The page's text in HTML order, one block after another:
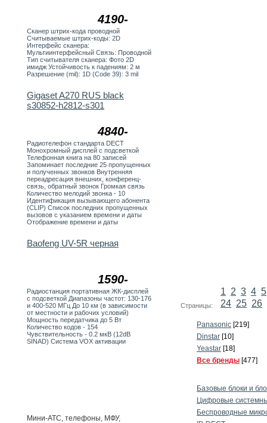
4190-
Сканер штрих-кода проводной
Считываемые штрих-коды: 2D
Интерфейс сканера:
Мультиинтерфейсный Связь: Проводной
Тип считывателя сканера: Фото 2D
имидж Устойчивость к падениям: 2 м
Разрешение (mil): 1D (Code 39): 3 mil
4840-
Gigaset A270 RUS black
s30852-h2812-s301
Радиотелефон стандарта DECT
Монохромный дисплей с подсветкой
Телефонная книга на 80 записей
Запоминает последние 25 пропущенных
и полученных звонков Внутренняя
переадресация внешних, конференц-
связь, обратный звонок Громкая связь
Количество мелодий звонка - 10
Идентификация вызывающего абонента
(CLIP) Список последних пропущенных
вызовов с указанием времени и даты
Отображение времени и даты
1590-
Baofeng UV-5R черная
Радиостанция портативная ЖК-дисплей
с подсветкой Диапазоны частот: 130-176
и 400-520 МГц До 10 км (в зависимости
от местности и рабочих условий)
Мощность передатчика до 5 Вт
Количество кодов - 154
Чувствительность - 0.2 мкВ (12dB
SINAD) Система VOX активации
Мини-АТС, телефоны, МФУ,
Страницы:
1 2 3 4 5
24 25 26
Panasonic [219]
Dinstar [10]
Yeastar [18]
Все бренды [477]
Базовые блоки и
Цифровые
Беспроводные